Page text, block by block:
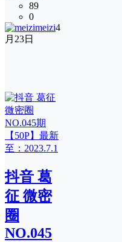
89
0
meizi4
月23日
抖音 葛
征 微密
圈
NO.045